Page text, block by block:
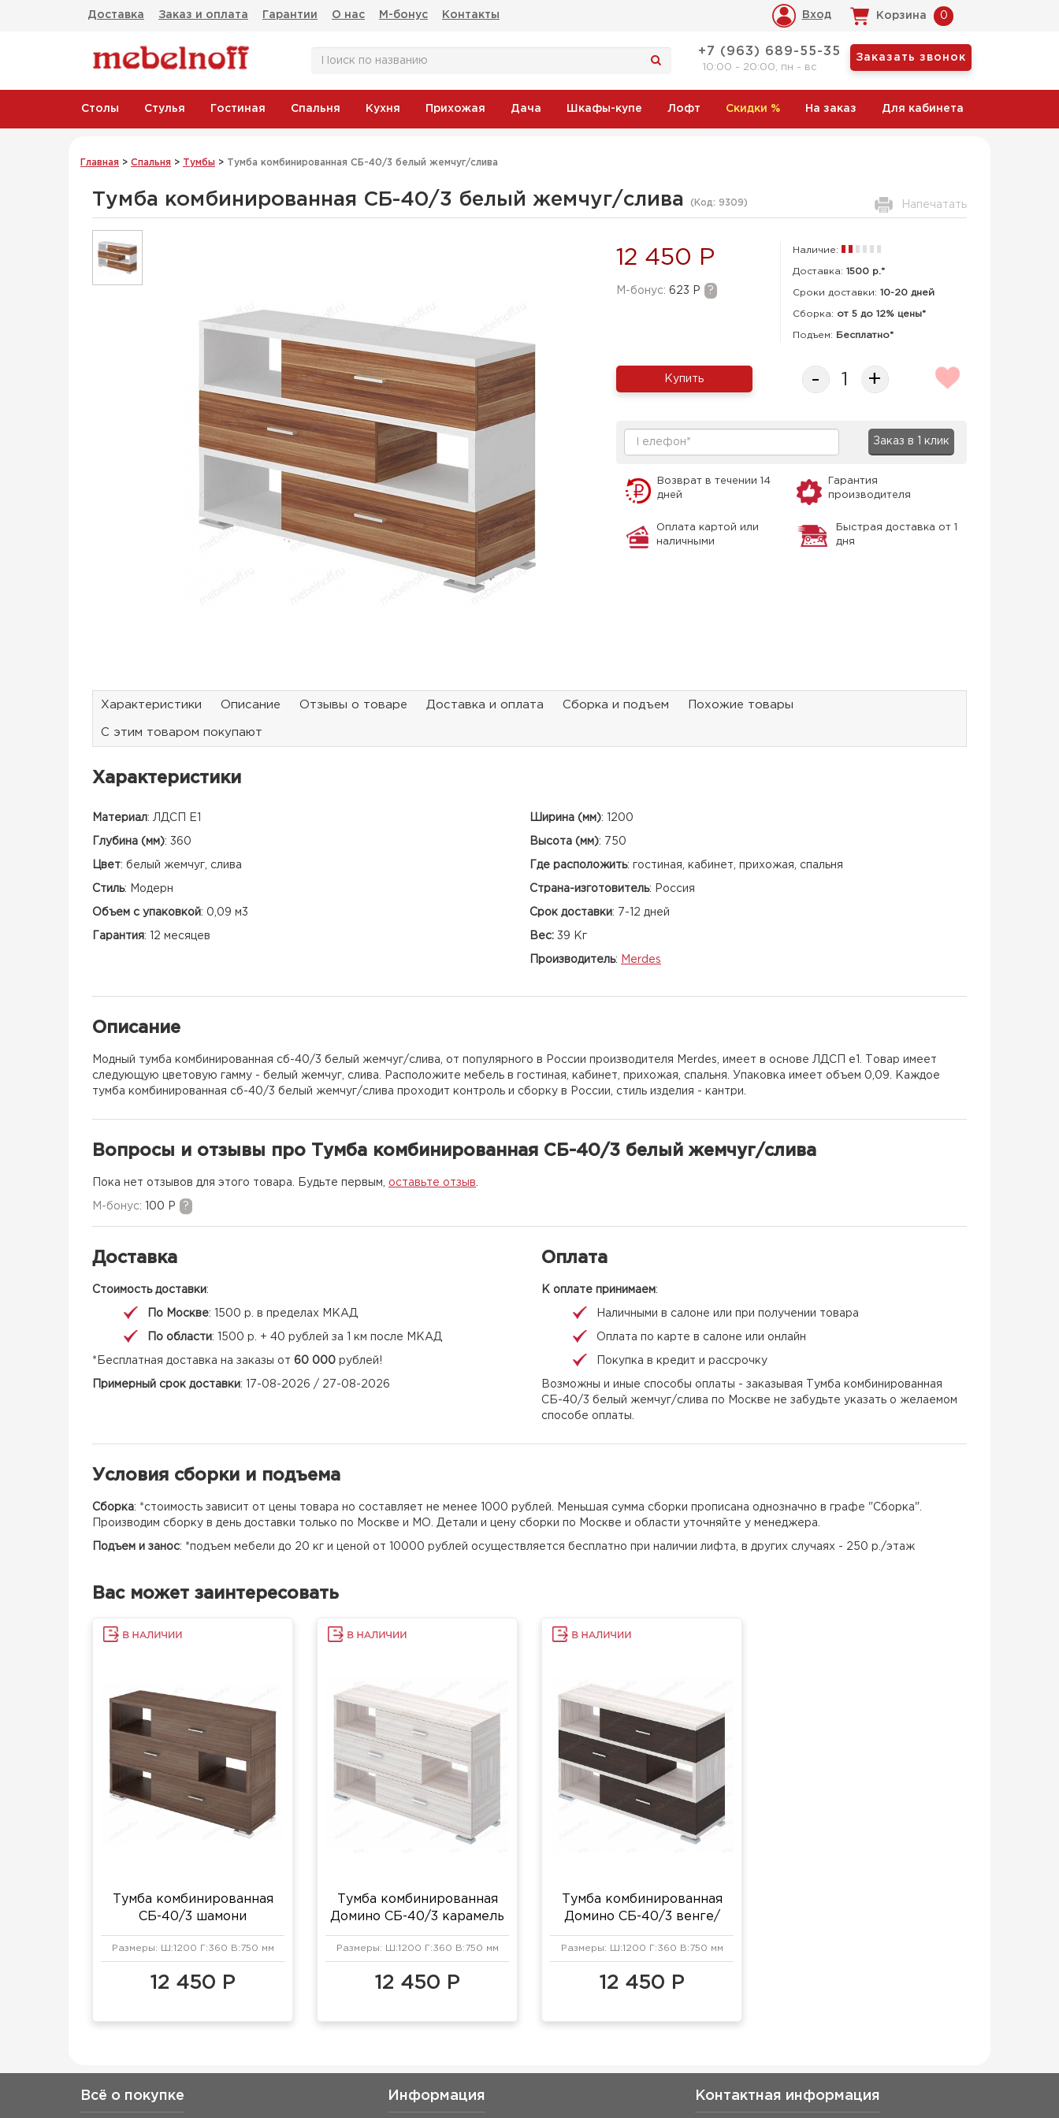
Доставка Заказ и оплата Гарантии О нас М-бонус Контакты Вход Корзина 0
+7 (963) 689-55-35
10:00 - 20:00, пн - вс
Заказать звонок
Столы Стулья Гостиная Спальня Кухня Прихожая Дача Шкафы-купе Лофт Скидки % На заказ Для кабинета
Главная > Спальня > Тумбы > Тумба комбинированная СБ-40/3 белый жемчуг/слива
Тумба комбинированная СБ-40/3 белый жемчуг/слива (Код: 9309) Напечатать
12 450 Р
M-бонус: 623 Р ?
Наличие:
Доставка: 1500 р.*
Сроки доставки: 10-20 дней
Сборка: от 5 до 12% цены*
Подъем: Бесплатно*
Купить - +
Заказ в 1 клик
Возврат в течении 14
дней
Гарантия
производителя
Оплата картой или
наличными
Быстрая доставка от 1
дня
Характеристики Описание Отзывы о товаре Доставка и оплата Сборка и подъем Похожие товары
С этим товаром покупают
Характеристики
Материал: ЛДСП Е1 Ширина (мм): 1200
Глубина (мм): 360 Высота (мм): 750
Цвет: белый жемчуг, слива Где расположить: гостиная, кабинет, прихожая, спальня
Стиль: Модерн Страна-изготовитель: Россия
Объем с упаковкой: 0,09 м3 Срок доставки: 7-12 дней
Гарантия: 12 месяцев Вес: 39 Кг
Производитель: Merdes
Описание
Модный тумба комбинированная сб-40/3 белый жемчуг/слива, от популярного в России производителя Merdes, имеет в основе ЛДСП е1. Товар имеет
следующую цветовую гамму - белый жемчуг, слива. Расположите мебель в гостиная, кабинет, прихожая, спальня. Упаковка имеет объем 0,09. Каждое
тумба комбинированная сб-40/3 белый жемчуг/слива проходит контроль и сборку в России, стиль изделия - кантри.
Вопросы и отзывы про Тумба комбинированная СБ-40/3 белый жемчуг/слива
Пока нет отзывов для этого товара. Будьте первым, оставьте отзыв
M-бонус: 100 Р ?
Доставка
Стоимость доставки:
По Москве: 1500 р. в пределах МКАД
По области: 1500 р. + 40 рублей за 1 км после МКАД
*Бесплатная доставка на заказы от 60 000 рублей!
Примерный срок доставки: 17-08-2026 / 27-08-2026
Оплата
К оплате принимаем:
Наличными в салоне или при получении товара
Оплата по карте в салоне или онлайн
Покупка в кредит и рассрочку
Возможны и иные способы оплаты - заказывая Тумба комбинированная
СБ-40/3 белый жемчуг/слива по Москве не забудьте указать о желаемом
способе оплаты.
Условия сборки и подъема
Сборка: *стоимость зависит от цены товара но составляет не менее 1000 рублей. Меньшая сумма сборки прописана однозначно в графе "Сборка".
Производим сборку в день доставки только по Москве и МО. Детали и цену сборки по Москве и области уточняйте у менеджера.
Подъем и занос: *подъем мебели до 20 кг и ценой от 10000 рублей осуществляется бесплатно при наличии лифта, в других случаях - 250 р./этаж
Вас может заинтересовать
Тумба комбинированная
СБ-40/3 шамони
Размеры: Ш:1200 Г:360 В:750 мм
12 450 Р
Тумба комбинированная
Домино СБ-40/3 карамель
Размеры: Ш:1200 Г:360 В:750 мм
12 450 Р
Тумба комбинированная
Домино СБ-40/3 венге/
карамель
Размеры: Ш:1200 Г:360 В:750 мм
12 450 Р
Всё о покупке Информация Контактная информация